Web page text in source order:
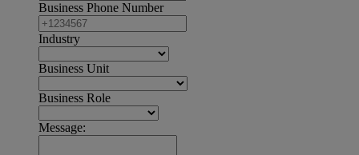
Business Phone Number
Industry
Business Unit
Business Role
Message: